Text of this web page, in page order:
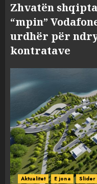
Zhvatën
“mpin”
urdhër për
kontratave
Aktualitet E jona Slider